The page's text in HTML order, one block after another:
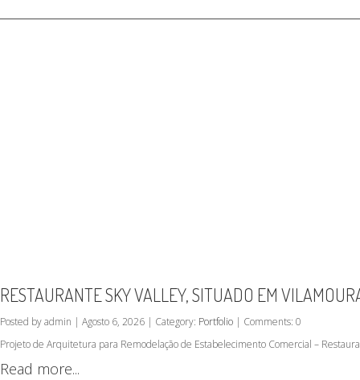
RESTAURANTE SKY VALLEY, SITUADO EM
Posted by admin | Agosto 6, 2026 | Category: Portfolio | Comments: 0
Projeto de Arquitetura para Remodelação de Estabelecimento Comercial –
Read more...